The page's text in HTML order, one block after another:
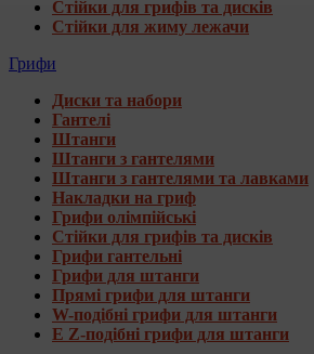
Стійки для грифів та дисків
Стійки для жиму лежачи
Грифи
Диски та набори
Гантелі
Штанги
Штанги з гантелями
Штанги з гантелями та лавками
Накладки на гриф
Грифи олімпійські
Стійки для грифів та дисків
Грифи гантельні
Грифи для штанги
Прямі грифи для штанги
W-подібні грифи для штанги
E Z-подібні грифи для штанги